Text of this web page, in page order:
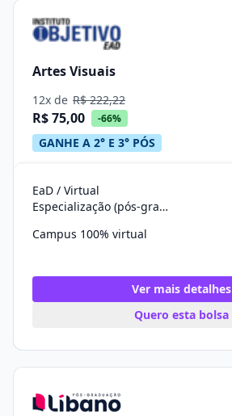
Artes Visuais
12x de R$ 222,22
R$ 75,00 -66%
GANHE A 2° E 3° PÓS
EaD / Virtual
Especialização (pós-graduação)
Campus 100% virtual
Ver mais detalhes
Quero esta bolsa